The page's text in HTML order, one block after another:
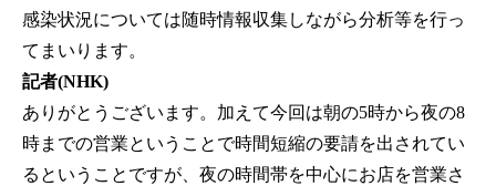
感染状況については随時情報収集しながら分析等を行っ
てまいります。
記者(NHK)
ありがとうございます。加えて今回は朝の5時から夜の8
時までの営業ということで時間短縮の要請を出されてい
るということですが、夜の時間帯を中心にお店を営業さ